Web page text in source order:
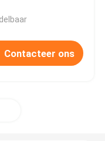
50 mm
Contacteer ons